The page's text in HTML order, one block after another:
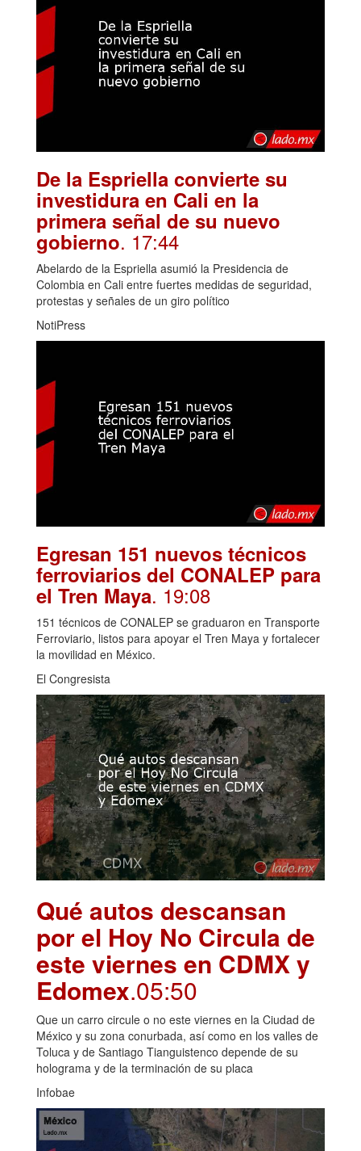
De la Espriella convierte su
investidura en Cali en la
primera señal de su nuevo
gobierno. 17:44
Abelardo de la Espriella asumió la Presidencia de
Colombia en Cali entre fuertes medidas de seguridad,
protestas y señales de un giro político
NotiPress
Egresan 151 nuevos técnicos
ferroviarios del CONALEP para
el Tren Maya. 19:08
151 técnicos de CONALEP se graduaron en Transporte
Ferroviario, listos para apoyar el Tren Maya y fortalecer
la movilidad en México.
El Congresista
Qué autos descansan
por el Hoy No Circula de
este viernes en CDMX y
Edomex.05:50
Que un carro circule o no este viernes en la Ciudad de
México y su zona conurbada, así como en los valles de
Toluca y de Santiago Tianguistenco depende de su
holograma y de la terminación de su placa
Infobae